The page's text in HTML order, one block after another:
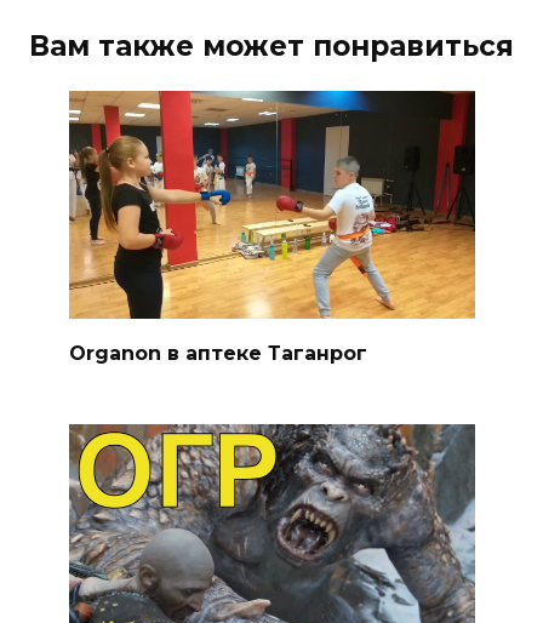
Вам также может понравиться
Organon в аптеке Таганрог